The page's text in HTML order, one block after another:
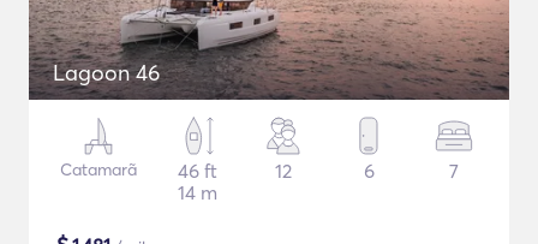
Lagoon 46
Catamarã
46 ft
14 m
12 6 7